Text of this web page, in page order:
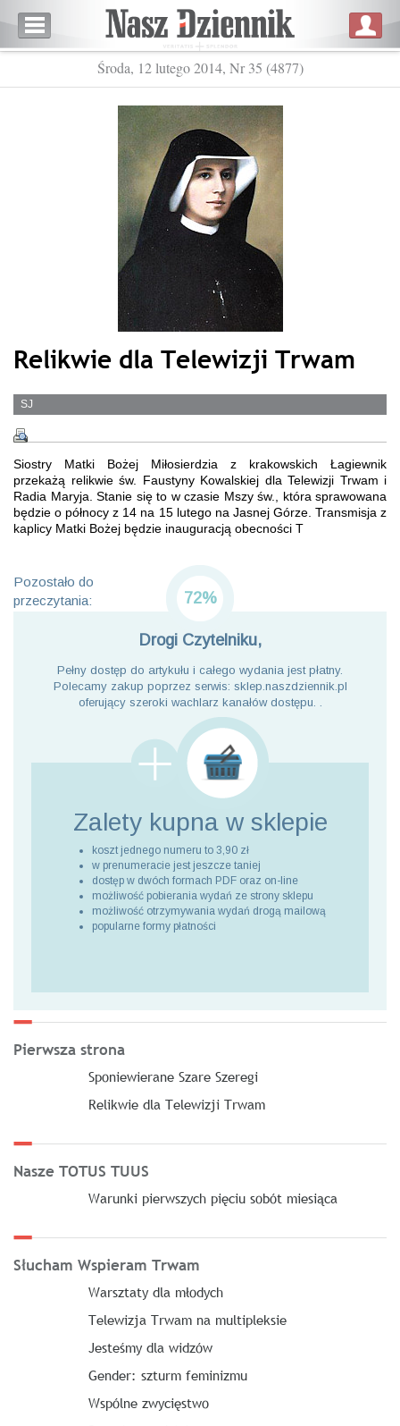
Środa, 12 lutego 2014, Nr 35 (4877)
Relikwie dla Telewizji Trwam
SJ
Siostry Matki Bożej Miłosierdzia z krakowskich Łagiewnik
przekażą relikwie św. Faustyny Kowalskiej dla Telewizji Trwam i
Radia Maryja. Stanie się to w czasie Mszy św., która sprawowana
będzie o północy z 14 na 15 lutego na Jasnej Górze. Transmisja z
kaplicy Matki Bożej będzie inauguracją obecności T
Pozostało do
przeczytania:
72%
Drogi Czytelniku,
Pełny dostęp do artykułu i całego wydania jest płatny.
Polecamy zakup poprzez serwis: sklep.naszdziennik.pl
oferujący szeroki wachlarz kanałów dostępu. .
Zalety kupna w sklepie
koszt jednego numeru to 3,90 zł
w prenumeracie jest jeszcze taniej
dostęp w dwóch formach PDF oraz on-line
możliwość pobierania wydań ze strony sklepu
możliwość otrzymywania wydań drogą mailową
popularne formy płatności
Pierwsza strona
Sponiewierane Szare Szeregi
Relikwie dla Telewizji Trwam
Nasze TOTUS TUUS
Warunki pierwszych pięciu sobót miesiąca
Słucham Wspieram Trwam
Warsztaty dla młodych
Telewizja Trwam na multipleksie
Jesteśmy dla widzów
Gender: szturm feminizmu
Wspólne zwycięstwo